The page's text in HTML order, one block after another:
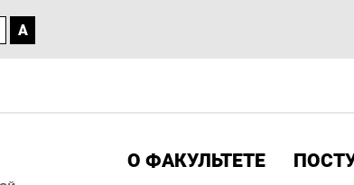
A
О ФАКУЛЬТЕТЕ